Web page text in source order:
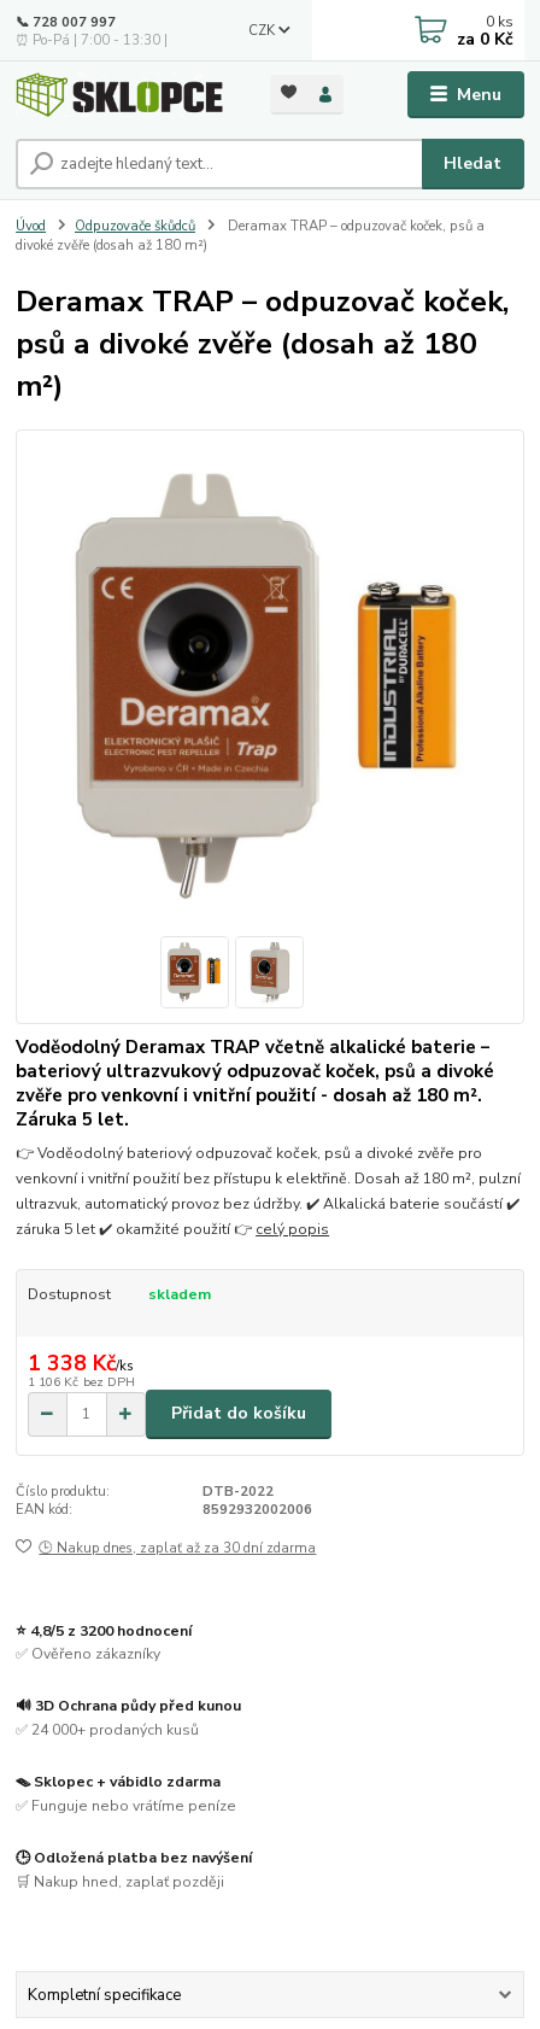
Menu
CZK
Hledat
📞 728 007 997
⏰ Po-Pá | 7:00 - 13:30 |
0 ks
za 0 Kč
Úvod Odpuzovače škůdců
Deramax TRAP – odpuzovač koček, psů a
divoké zvěře (dosah až 180 m²)
Deramax TRAP – odpuzovač koček,
psů a divoké zvěře (dosah až 180
m²)
Voděodolný Deramax TRAP včetně alkalické baterie –
bateriový ultrazvukový odpuzovač koček, psů a divoké
zvěře pro venkovní i vnitřní použití - dosah až 180 m².
Záruka 5 let.
👉 Voděodolný bateriový odpuzovač koček, psů a divoké zvěře pro
venkovní i vnitřní použití bez přístupu k elektřině. Dosah až 180 m², pulzní
ultrazvuk, automatický provoz bez údržby. ✔️ Alkalická baterie součástí ✔️
záruka 5 let ✔️ okamžité použití 👉 celý popis
Dostupnost skladem
1 338 Kč/ks
1 106 Kč bez DPH
Přidat do košíku
Číslo produktu:
DTB-2022
EAN kód:
8592932002006
🕒 Nakup dnes, zaplať až za 30 dní zdarma
⭐ 4,8/5 z 3200 hodnocení
✅ Ověřeno zákazníky
🔊 3D Ochrana půdy před kunou
✅ 24 000+ prodaných kusů
🪤 Sklopec + vábidlo zdarma
✅ Funguje nebo vrátíme peníze
🕒 Odložená platba bez navýšení
🛒 Nakup hned, zaplať později
Kompletní specifikace